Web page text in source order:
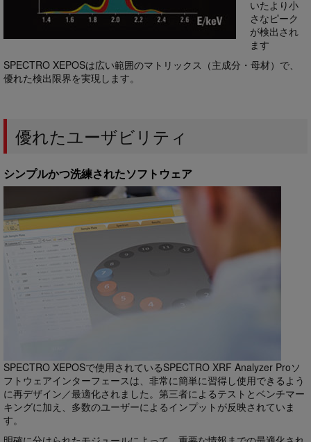
いたより小
さなピーク
が検出され
ます
SPECTRO XEPOSは広い範囲のマトリックス（主成分・母材）で、
優れた検出限界を実現します。
優れたユーザビリティ
シンプルかつ洗練されたソフトウェア
SPECTRO XEPOSで使用されているSPECTRO XRF Analyzer Proソ
フトウェアインターフェースは、非常に簡単に習得し使用できるよう
に再デザイン／最適化されました。第三者によるテストとベンチマー
キングに加え、多数のユーザーによるインプットが反映されていま
す。